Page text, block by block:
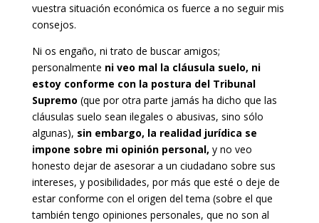
vuestra situación económica os fuerce a no seguir mis
consejos.
Ni os engaño, ni trato de buscar amigos;
personalmente ni veo mal la cláusula suelo, ni
estoy conforme con la postura del Tribunal
Supremo (que por otra parte jamás ha dicho que las
cláusulas suelo sean ilegales o abusivas, sino sólo
algunas), sin embargo, la realidad jurídica se
impone sobre mi opinión personal, y no veo
honesto dejar de asesorar a un ciudadano sobre sus
intereses, y posibilidades, por más que esté o deje de
estar conforme con el origen del tema (sobre el que
también tengo opiniones personales, que no son al